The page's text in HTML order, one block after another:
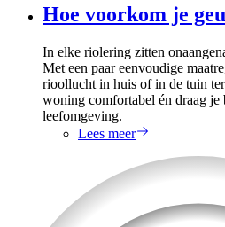
Hoe voorkom je
In elke riolering zitten
Met een paar eenvoudige
rioollucht in huis of in de tuin
woning comfortabel én draag je
leefomgeving.
Lees meer